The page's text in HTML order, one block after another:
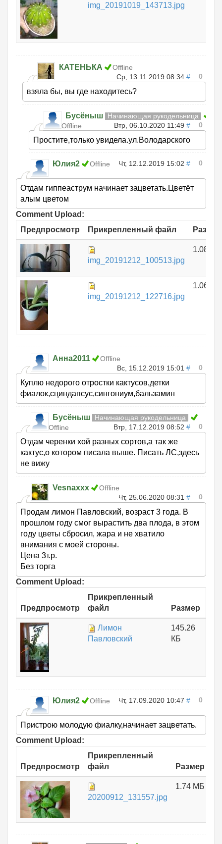
img_20191019_143713.jpg
КАТЕНЬКА
Offline
Ср, 13.11.2019 08:34 # 0
взяла бы, вы где находитесь?
Бусёныш
Начинающая рукодельница
Offline
Втр, 06.10.2020 11:49 # 0
Простите,только увидела.ул.Володарского
Юлия2 Offline Чт, 12.12.2019 15:02 # 0
Отдам гиппеаструм начинает зацветать.Цветёт
алым цветом
Comment Upload:
Предпросмотр
Прикрепленный файл Размер
img_20191212_100513.jpg
1.08 МБ
img_20191212_122716.jpg
1.06 МБ
Анна2011
Offline
Вс, 15.12.2019 15:01 # 0
Куплю недорого отростки кактусов,детки
фиалок,сциндапсус,сингониум,бальзамин
Бусёныш
Начинающая рукодельница
Offline
Втр, 17.12.2019 08:52 # 0
Отдам черенки хой разных сортов,а так же
кактус,о котором писала выше. Писать ЛС,здесь
не вижу
Vesnaxxx
Offline
Чт, 25.06.2020 08:31 # 0
Продам лимон Павловский, возраст 3 года. В
прошлом году смог вырастить два плода, в этом
году цветы сбросил, жара и не хватило
внимания с моей стороны.
Цена 3т.р.
Без торга
Comment Upload:
Предпросмотр
Прикрепленный
файл
Размер
Лимон
Павловский
145.26
КБ
Юлия2 Offline Чт, 17.09.2020 10:47 # 0
Пристрою молодую фиалку,начинает зацветать.
Comment Upload:
Предпросмотр
Прикрепленный
файл
Размер
20200912_131557.jpg
1.74 МБ